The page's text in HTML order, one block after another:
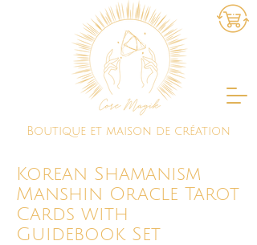
Boutique et maison de création
Korean Shamanism
Manshin Oracle Tarot
Cards with
Guidebook Set